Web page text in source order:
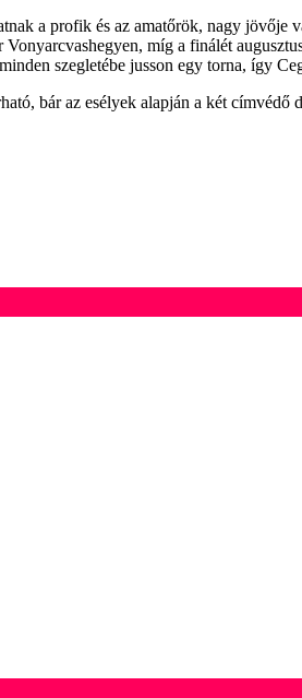
a profik és az amatőrök, nagy
míg a finálét
szegletébe jusson egy torna, így
bár az esélyek alapján a két